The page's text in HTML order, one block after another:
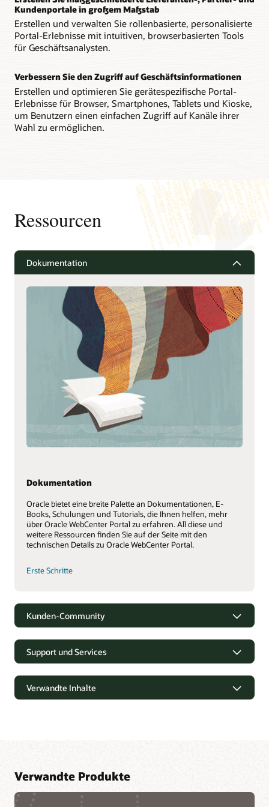
Kundenportale in großem Maßstab
Erstellen und verwalten Sie rollenbasierte, personalisierte
Portal-Erlebnisse mit intuitiven, browserbasierten Tools
für Geschäftsanalysten.
Verbessern Sie den Zugriff auf Geschäftsinformationen
Erstellen und optimieren Sie gerätespezifische Portal-
Erlebnisse für Browser, Smartphones, Tablets und Kioske,
um Benutzern einen einfachen Zugriff auf Kanäle ihrer
Wahl zu ermöglichen.
Ressourcen
Dokumentation
Dokumentation
Oracle bietet eine breite Palette an Dokumentationen, E-
Books, Schulungen und Tutorials, die Ihnen helfen, mehr
über Oracle WebCenter Portal zu erfahren. All diese und
weitere Ressourcen finden Sie auf der Seite mit den
technischen Details zu Oracle WebCenter Portal.
Erste Schritte
Kunden-Community
Support und Services
Verwandte Inhalte
Verwandte Produkte